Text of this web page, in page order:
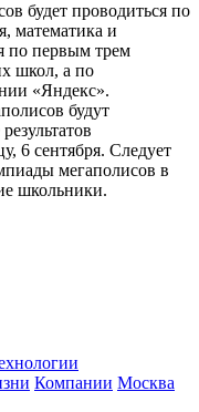
будет проводиться по
математика и
по первым трем
школ, а по
«Яндекс».
будут
6 сентября. Следует
мегаполисов в
школьники.
Компании Москва